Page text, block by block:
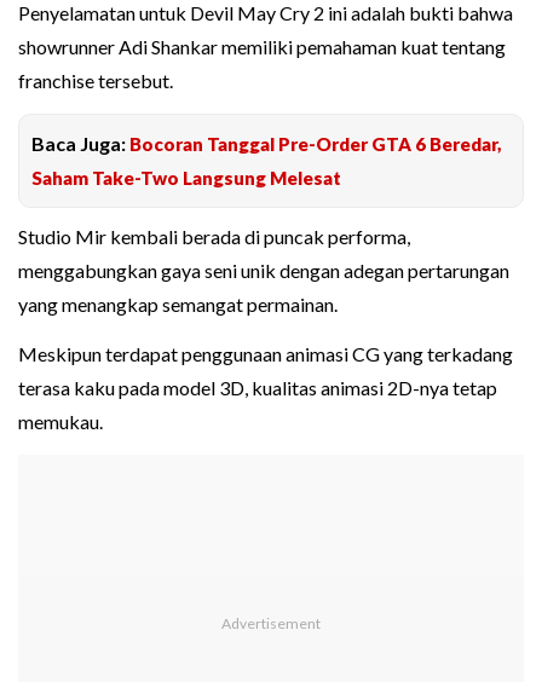
Penyelamatan untuk Devil May Cry 2 ini adalah bukti bahwa
showrunner Adi Shankar memiliki pemahaman kuat tentang
franchise tersebut.
Baca Juga: Bocoran Tanggal Pre-Order GTA 6 Beredar,
Saham Take-Two Langsung Melesat
Studio Mir kembali berada di puncak performa,
menggabungkan gaya seni unik dengan adegan pertarungan
yang menangkap semangat permainan.
Meskipun terdapat penggunaan animasi CG yang terkadang
terasa kaku pada model 3D, kualitas animasi 2D-nya tetap
memukau.